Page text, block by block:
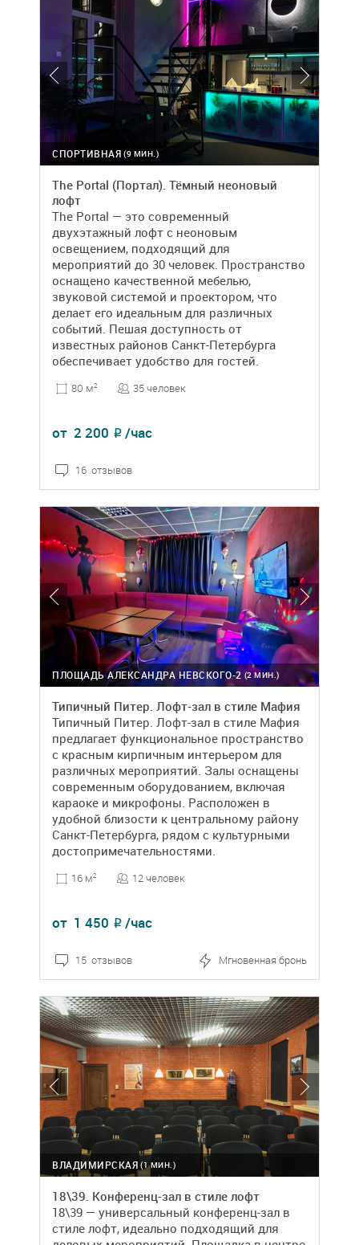
(9 МИН.)
СПОРТИВНАЯ
The Portal (Портал). Тёмный неоновый
лофт
The Portal — это современный
двухэтажный лофт с неоновым
освещением, подходящий для
мероприятий до 30 человек. Пространство
оснащено качественной мебелью,
звуковой системой и проектором, что
делает его идеальным для различных
событий. Пешая доступность от
известных районов Санкт-Петербурга
обеспечивает удобство для гостей.
80 м2 35 человек
от 2 200 ₽ /час
16 отзывов
(2 МИН.)
ПЛОЩАДЬ АЛЕКСАНДРА НЕВСКОГО-2
Типичный Питер. Лофт-зал в стиле Мафия
Типичный Питер. Лофт-зал в стиле Мафия
предлагает функциональное пространство
с красным кирпичным интерьером для
различных мероприятий. Залы оснащены
современным оборудованием, включая
караоке и микрофоны. Расположен в
удобной близости к центральному району
Санкт-Петербурга, рядом с культурными
достопримечательностями.
16 м2 12 человек
от 1 450 ₽ /час
15 отзывов Мгновенная бронь
(1 МИН.)
ВЛАДИМИРСКАЯ
18\39. Конференц-зал в стиле лофт
18\39 — универсальный конференц-зал в
стиле лофт, идеально подходящий для